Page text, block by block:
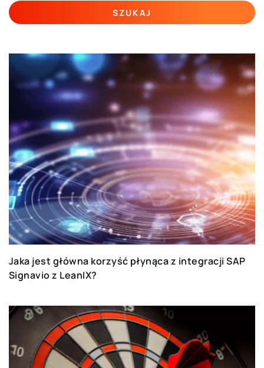
SZUKAJ
Jaka jest główna korzyść płynąca z integracji SAP
Signavio z LeanIX?